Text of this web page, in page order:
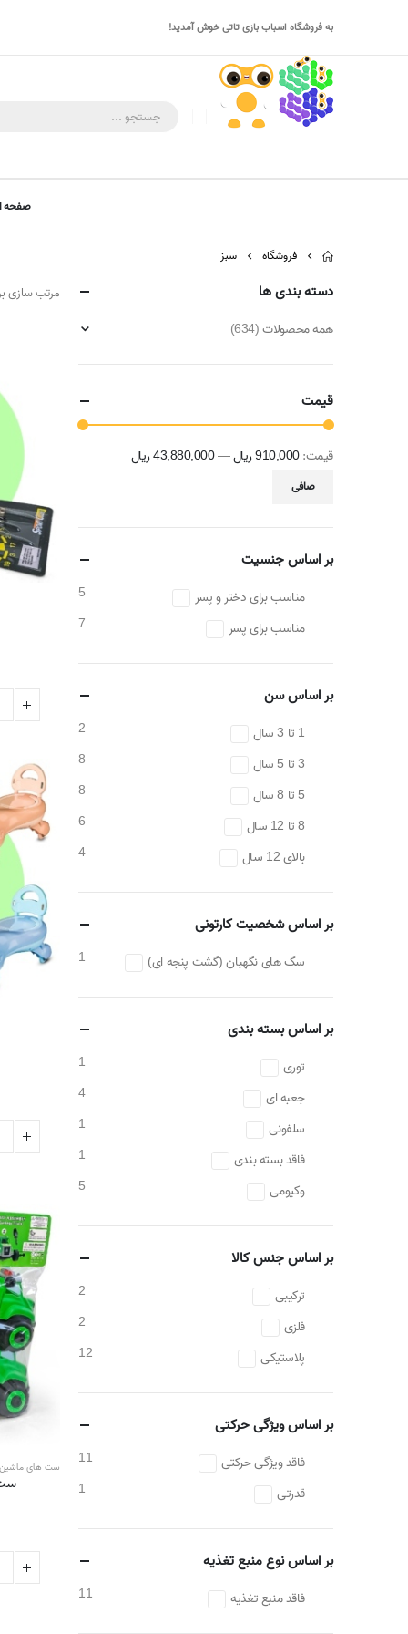
به فروشگاه اسباب بازی تاتی خوش آمدید!
صفحه
فروشگاه سبز
مرتب سازی
ست های ماشین
دسته بندی ها
همه محصولات(634)
قیمت
حداقل
حداكثرصافی
قيمت:910,000 ریال —43,880,000 ریال
بر اساس جنسیت
مناسب برای دختر و پسر
5
مناسب برای پسر
7
بر اساس سن
1 تا 3 سال
2
3 تا 5 سال
8
5 تا 8 سال
8
8 تا 12 سال
6
بالای 12 سال
4
بر اساس شخصیت کارتونی
سگ های نگهبان (گشت پنجه ای) 1
بر اساس بسته بندی
توری
1
جعبه ای
4
سلفونی
1
فاقد بسته بندی
1
وکیومی
5
بر اساس جنس کالا
ترکیبی
2
فلزی
2
پلاستیکی
12
بر اساس ویژگی حرکتی
فاقد ویژگی حرکتی
11
قدرتی
1
بر اساس نوع منبع تغذیه
فاقد منبع تغذیه 11